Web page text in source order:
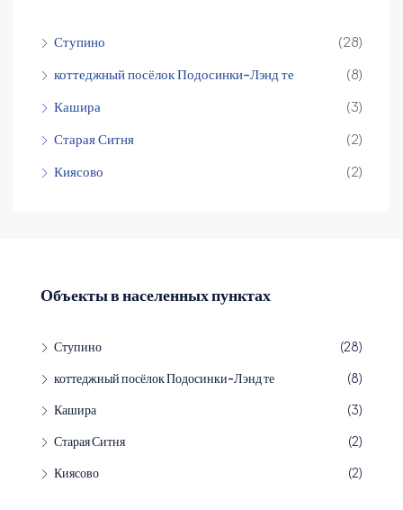
Ступино
(28)
коттеджный посёлок Подосинки-Лэнд те
(8)
Кашира
(3)
Старая Ситня
(2)
Киясово
(2)
Объекты в населенных пунктах
Ступино
(28)
коттеджный посёлок Подосинки-Лэнд те
(8)
Кашира
(3)
Старая Ситня
(2)
Киясово
(2)